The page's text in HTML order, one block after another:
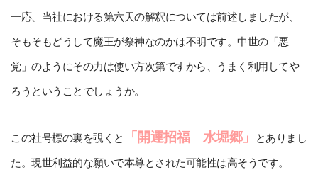
一応、当社における第六天の解釈については前述しましたが、
そもそもどうして魔王が祭神なのかは不明です。中世の「悪
党」のようにその力は使い方次第ですから、うまく利用してや
ろうということでしょうか。
この社号標の裏を覗くと 「開運招福 水堀郷」 とありまし
た。現世利益的な願いで本尊とされた可能性は高そうです。